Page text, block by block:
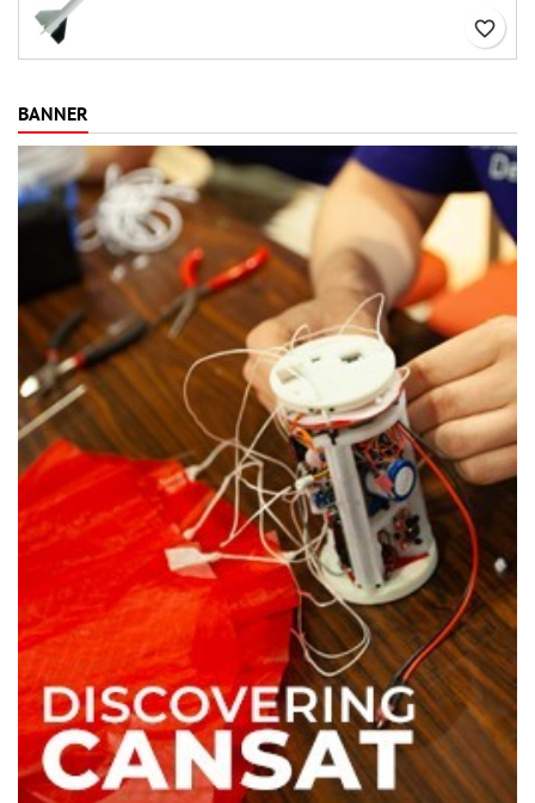
favorite_border
BANNER